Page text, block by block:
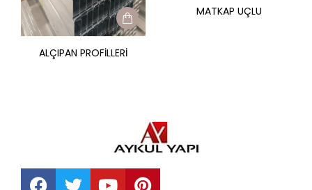
ALÇIPAN PROFILLERI
MATKAP UÇLU